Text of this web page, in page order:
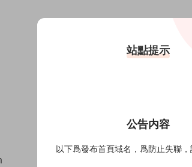
站點提示
公告内容
以下爲發布首頁域名，爲防止失聯